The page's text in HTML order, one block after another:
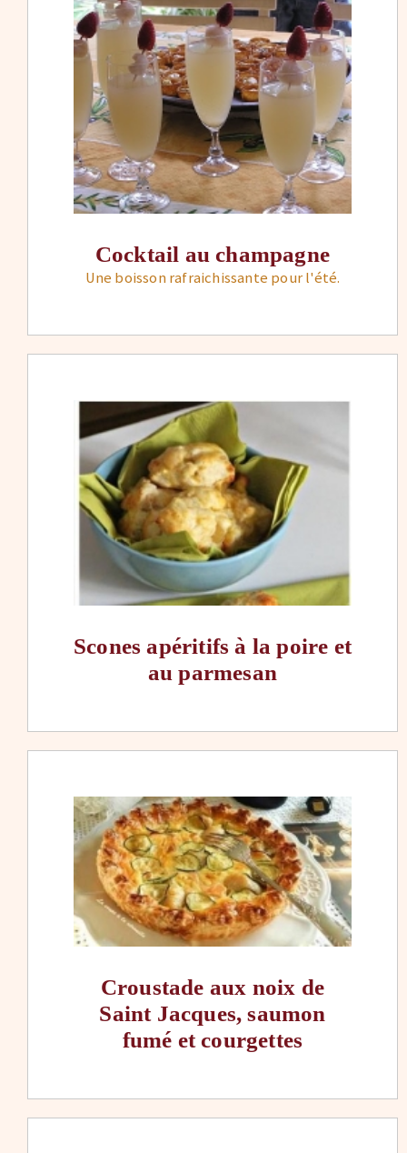
Cocktail au champagne
Une boisson rafraichissante pour l'été.
Scones apéritifs à la poire et
au parmesan
Croustade aux noix de
Saint Jacques, saumon
fumé et courgettes